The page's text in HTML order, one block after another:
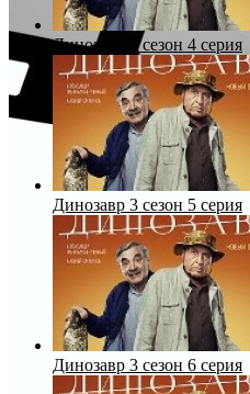
Динозавр 3 сезон 4 серия
Динозавр 3 сезон 5 серия
Динозавр 3 сезон 6 серия